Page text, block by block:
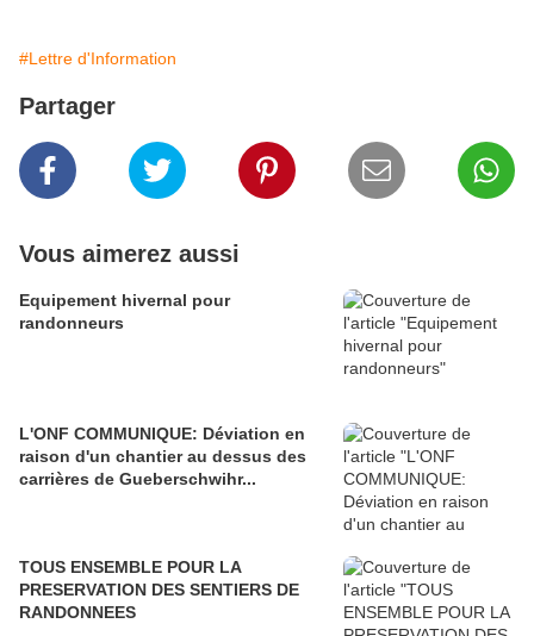
#Lettre d'Information
Partager
Vous aimerez aussi
Equipement hivernal pour
randonneurs
L'ONF COMMUNIQUE: Déviation en
raison d'un chantier au dessus des
carrières de Gueberschwihr...
TOUS ENSEMBLE POUR LA
PRESERVATION DES SENTIERS DE
RANDONNEES